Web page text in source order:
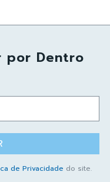
por Dentro
de Privacidade do site.